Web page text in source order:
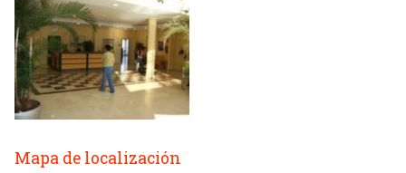
Mapa de localización